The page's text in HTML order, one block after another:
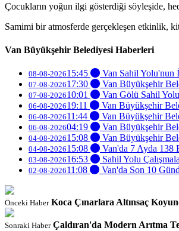
Çocukların yoğun ilgi gösterdiği söyleşide,
Samimi bir atmosferde gerçekleşen etkinlik,
Van Büyükşehir Belediyesi Haberleri
08-08-202615:45 Van Sahil Yolu'nun
07-08-202617:30 Van Büyükşehir
07-08-202610:01 Van Gölü Sahil
06-08-202619:11 Van Büyükşehir
06-08-202611:44 Van Büyükşehir
06-08-202604:19 Van Büyükşehir
04-08-202615:08 Van Büyükşehir
04-08-202615:08 Van'da 7 Ayda 138
03-08-202616:53 Sahil Yolu
02-08-202611:08 Van'da Son 10
Önceki Haber Koca Çınarlara Altınsaç
Sonraki Haber Çaldıran'da Modern Arıtma